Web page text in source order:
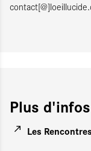
Plus d'infos
Les